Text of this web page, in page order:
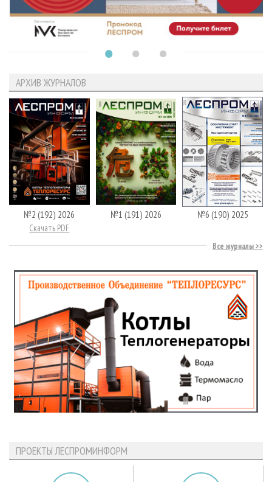
АРХИВ ЖУРНАЛОВ
№2 (192) 2026
Скачать PDF
№1 (191) 2026 №6 (190) 2025
Все журналы
ПРОЕКТЫ ЛЕСПРОМИНФОРМ